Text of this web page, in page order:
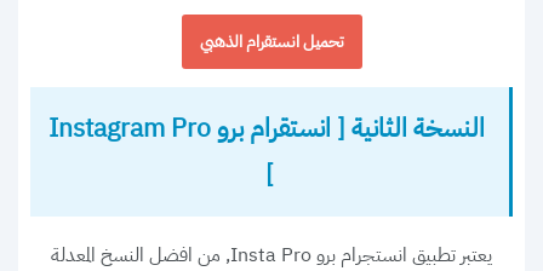
تحميل انستقرام الذهبي
النسخة الثانية [ انستقرام برو Instagram Pro
]
يعتبر تطبيق انستجرام برو Insta Pro
, من افضل النسخ المعدلة